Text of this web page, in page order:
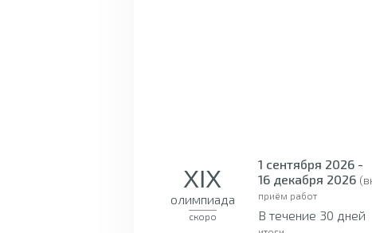
XIX
олимпиада
скоро
1 сентября 2026 -
16 декабря 2026
приём работ
В течение 30 дней